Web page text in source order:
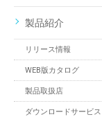
製品紹介
リリース情報
WEB版カタログ
製品取扱店
ダウンロードサービス